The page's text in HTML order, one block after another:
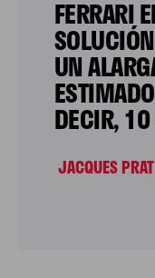
FERRARI
UN
DECIR,
JACQUES